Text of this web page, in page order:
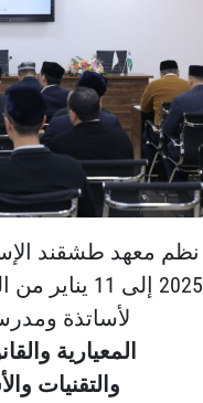
2025 إلى
لأساتذة
المعيارية
والتقنيات